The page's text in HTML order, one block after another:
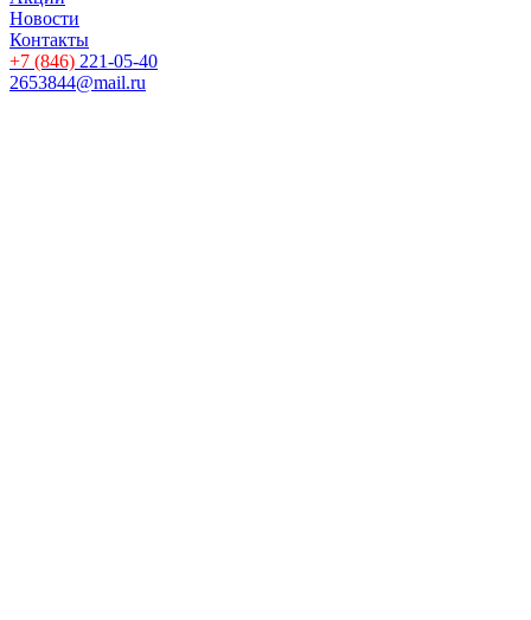
Новости
Контакты
+7 (846) 221-05-40
2653844@mail.ru